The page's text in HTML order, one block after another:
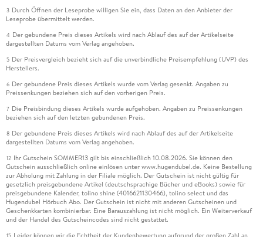
3 Durch Öffnen der Leseprobe willigen Sie ein, dass Daten an den Anbieter der
Leseprobe übermittelt werden.
4 Der gebundene Preis dieses Artikels wird nach Ablauf des auf der Artikelseite
dargestellten Datums vom Verlag angehoben.
5 Der Preisvergleich bezieht sich auf die unverbindliche Preisempfehlung (UVP) des
Herstellers.
6 Der gebundene Preis dieses Artikels wurde vom Verlag gesenkt. Angaben zu
Preissenkungen beziehen sich auf den vorherigen Preis.
7 Die Preisbindung dieses Artikels wurde aufgehoben. Angaben zu Preissenkungen
beziehen sich auf den letzten gebundenen Preis.
8 Der gebundene Preis dieses Artikels wird nach Ablauf des auf der Artikelseite
dargestellten Datums vom Verlag angehoben.
12 Ihr Gutschein SOMMER13 gilt bis einschließlich 10.08.2026. Sie können den
Gutschein ausschließlich online einlösen unter www.hugendubel.de. Keine Bestellung
zur Abholung mit Zahlung in der Filiale möglich. Der Gutschein ist nicht gültig für
gesetzlich preisgebundene Artikel (deutschsprachige Bücher und eBooks) sowie für
preisgebundene Kalender, tolino shine (4016621130466), tolino select und das
Hugendubel Hörbuch Abo. Der Gutschein ist nicht mit anderen Gutscheinen und
Geschenkkarten kombinierbar. Eine Barauszahlung ist nicht möglich. Ein Weiterverkauf
und der Handel des Gutscheincodes sind nicht gestattet.